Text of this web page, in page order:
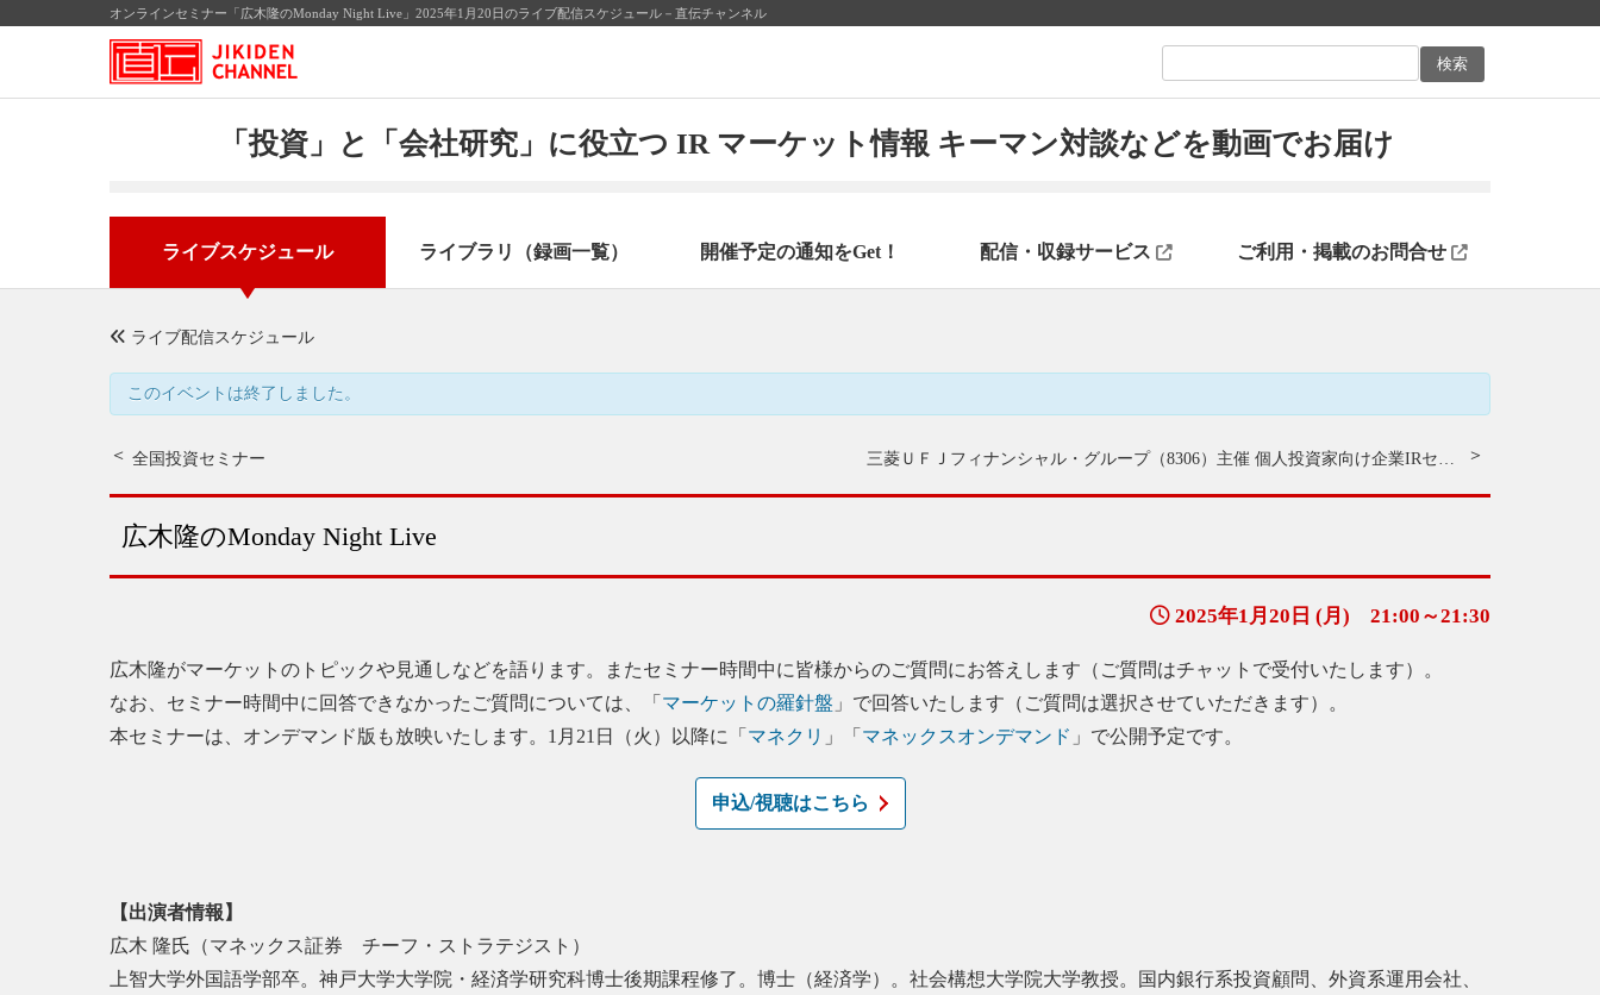
オンラインセミナー「広木隆のMonday Night Live」2025年1月20日のライブ配信スケジュール－直伝チャンネル
「投資」と「会社研究」に役立つ IR マーケット情報 キーマン対談などを動画でお届け
ライブスケジュール ライブラリ（録画一覧） 開催予定の通知をGet！ 配信・収録サービス ご利用・掲載のお問合せ
ライブ配信スケジュール
このイベントは終了しました。
全国投資セミナー 三菱ＵＦＪフィナンシャル・グループ（8306）主催 個人投資家向け企業IRセミナー
広木隆のMonday Night Live
2025年1月20日 (月) 21:00～21:30
広木隆がマーケットのトピックや見通しなどを語ります。またセミナー時間中に皆様からのご質問にお答えします（ご質問はチャットで受付いたします）。
なお、セミナー時間中に回答できなかったご質問については、「 マーケットの羅針盤 」で回答いたします（ご質問は選択させていただきます）。
本セミナーは、オンデマンド版も放映いたします。1月21日（火）以降に「 マネクリ 」「 マネックスオンデマンド 」で公開予定です。
申込/視聴はこちら
【出演者情報】
広木 隆氏（マネックス証券 チーフ・ストラテジスト）
上智大学外国語学部卒。神戸大学大学院・経済学研究科博士後期課程修了。博士（経済学）。社会構想大学院大学教授。国内銀行系投資顧問、外資系運用会社、